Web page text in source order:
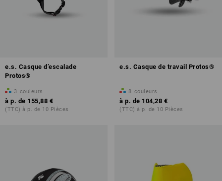
e.s. Casque d’escalade
Protos®
3 couleurs
à p. de 155,88 €
(TTC) à p. de 10 Pièces
e.s. Casque de travail Protos®
8 couleurs
à p. de 104,28 €
(TTC) à p. de 10 Pièces